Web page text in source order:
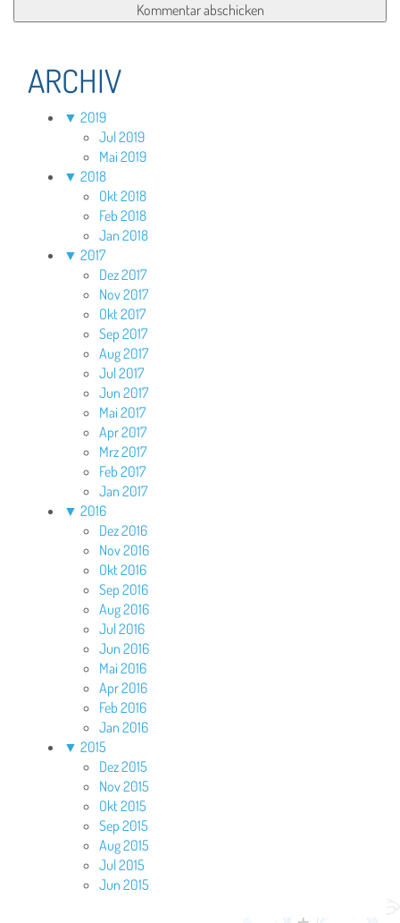
ARCHIV
▼ 2019
Jul 2019
Mai 2019
▼ 2018
Okt 2018
Feb 2018
Jan 2018
▼ 2017
Dez 2017
Nov 2017
Okt 2017
Sep 2017
Aug 2017
Jul 2017
Jun 2017
Mai 2017
Apr 2017
Mrz 2017
Feb 2017
Jan 2017
▼ 2016
Dez 2016
Nov 2016
Okt 2016
Sep 2016
Aug 2016
Jul 2016
Jun 2016
Mai 2016
Apr 2016
Feb 2016
Jan 2016
▼ 2015
Dez 2015
Nov 2015
Okt 2015
Sep 2015
Aug 2015
Jul 2015
Jun 2015